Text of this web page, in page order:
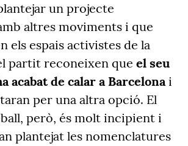
un projecte
altres moviments i que
els espais activistes de la
partit reconeixen que el seu
acabat de calar a Barcelonai
per una altra opció. El
però, és molt incipient i
plantejat les nomenclatures